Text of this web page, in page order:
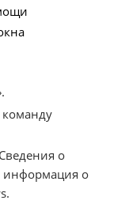
о
информация о